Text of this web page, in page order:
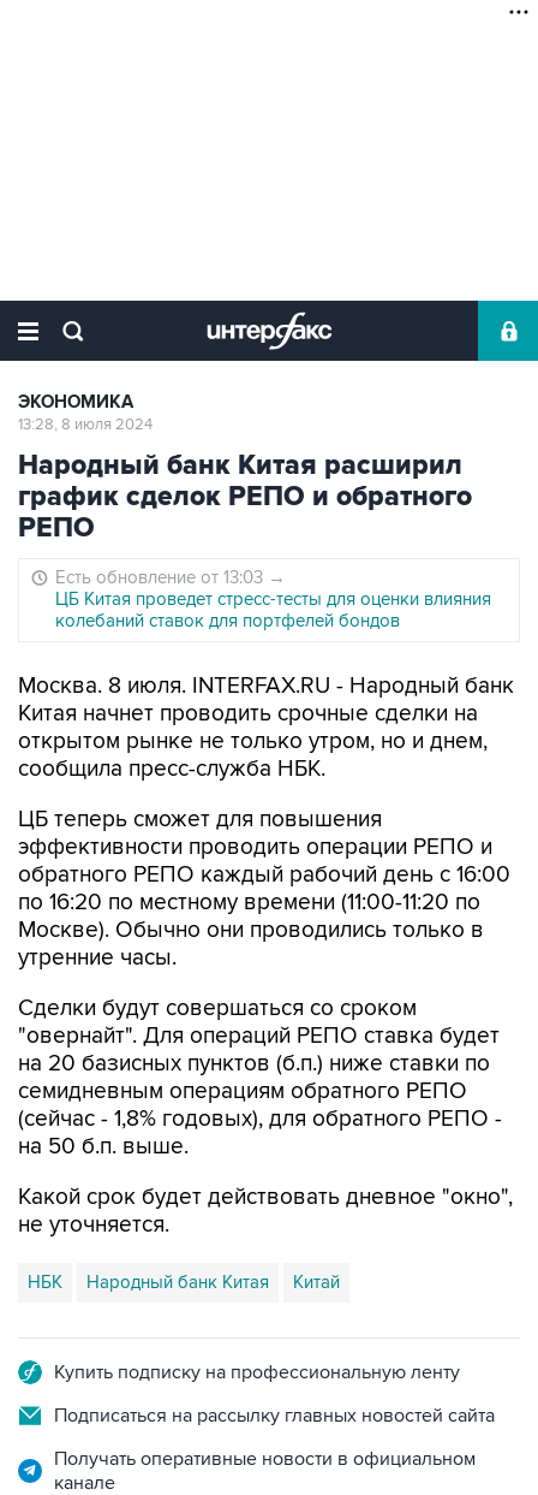
ЭКОНОМИКА
13:28, 8 июля 2024
Народный банк Китая расширил
график сделок РЕПО и обратного
РЕПО
Есть обновление от 13:03 →
ЦБ Китая проведет стресс-тесты для оценки влияния
колебаний ставок для портфелей бондов
Москва. 8 июля. INTERFAX.RU - Народный банк
Китая начнет проводить срочные сделки на
открытом рынке не только утром, но и днем,
сообщила пресс-служба НБК.
ЦБ теперь сможет для повышения
эффективности проводить операции РЕПО и
обратного РЕПО каждый рабочий день с 16:00
по 16:20 по местному времени (11:00-11:20 по
Москве). Обычно они проводились только в
утренние часы.
Сделки будут совершаться со сроком
"овернайт". Для операций РЕПО ставка будет
на 20 базисных пунктов (б.п.) ниже ставки по
семидневным операциям обратного РЕПО
(сейчас - 1,8% годовых), для обратного РЕПО -
на 50 б.п. выше.
Какой срок будет действовать дневное "окно",
не уточняется.
НБК Народный банк Китая Китай
Купить подписку на профессиональную ленту
Подписаться на рассылку главных новостей сайта
Получать оперативные новости в официальном
канале